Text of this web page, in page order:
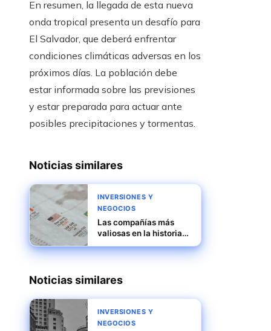
En resumen, la llegada de esta nueva
onda tropical presenta un desafío para
El Salvador, que deberá enfrentar
condiciones climáticas adversas en los
próximos días. La población debe
estar informada sobre las previsiones
y estar preparada para actuar ante
posibles precipitaciones y tormentas.
Noticias similares
INVERSIONES Y
NEGOCIOS
Las compañías más
valiosas en la historia
de la capitalización
bursátil
Noticias similares
INVERSIONES Y
NEGOCIOS